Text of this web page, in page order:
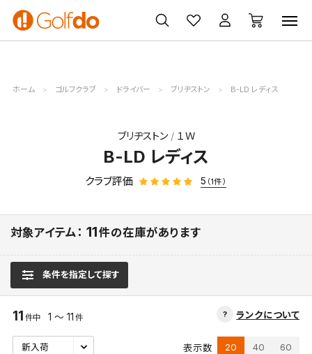
ゴルフ
クラブ
ゴルフ用品
買取
無料査定
クーポン
一覧
ホーム ゴルフクラブ ドライバー ブリヂストン B-LD レディス
ブリヂストン １Ｗ
B-LD レディス
クラブ評価 5 （1件）
対象アイテム： 11件の在庫があります
条件を指定して探す
ランクについて
11 件中 1 ～ 11 件
表示数 20 40 60